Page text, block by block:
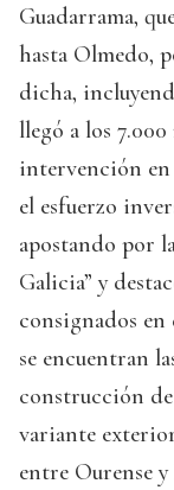
Guadarrama,
hasta Olmedo,
dicha,
llegó a los
intervención en
el esfuerzo
apostando por
Galicia” y
consignados en
se encuentran
construcción
variante
entre Ourense